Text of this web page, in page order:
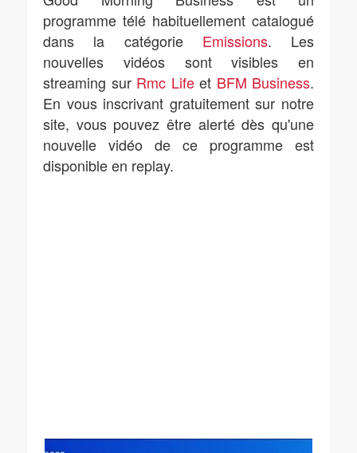
programme télé habituellement catalogué
dans la catégorie Emissions. Les
nouvelles vidéos sont visibles en
streaming sur Rmc Lifeet BFM Business.
En vous inscrivant gratuitement sur notre
site, vous pouvez être alerté dès qu'une
nouvelle vidéo de ce programme est
disponible en replay.